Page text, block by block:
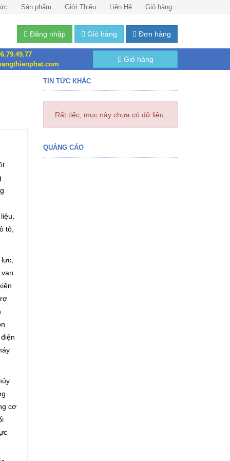
Sản phẩm Giới Thiệu Liên Hệ Giỏ hàng
Đăng nhập Giỏ hàng Đơn hàng
Giỏ hàng
tô,
, van
cơ
TIN TỨC KHÁC
Rất tiếc, mục này chưa có dữ liệu.
QUẢNG CÁO